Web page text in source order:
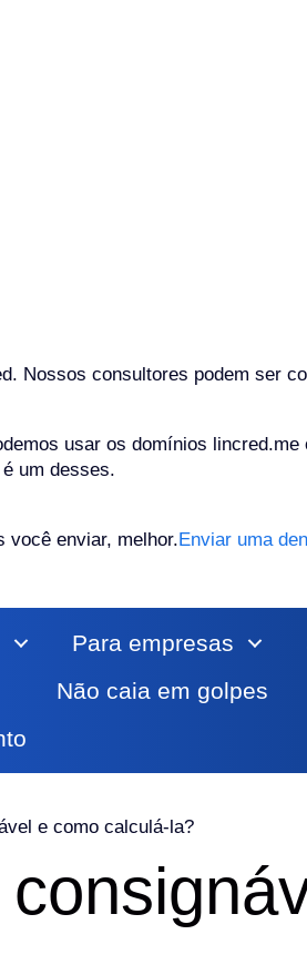
Nossos consultores podem ser
usar os domínios
um desses.
você enviar, melhor. Enviar uma
Para empresas
Não caia em golpes
e como calculá-la?